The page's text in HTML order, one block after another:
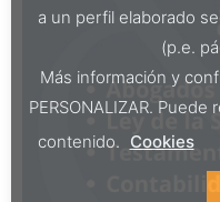
a un perfil elaborado
(p.e.
Más información y
PERSONALIZAR.
contenido. Cookies